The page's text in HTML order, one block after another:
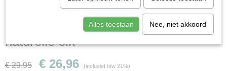
Quickstep Eligna EL3578 Riva
naturelle eik
€ 29,95 € 26,96 (inclusief btw 21%)
Alles toestaan Nee, niet akkoord